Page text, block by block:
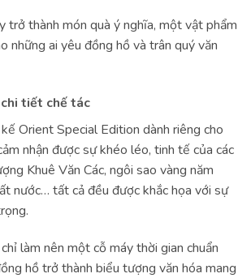
trở thành món quà ý nghĩa, một vật phẩm
những ai yêu đồng hồ và trân quý văn
tiết chế tác
Orient Special Edition dành riêng cho
nhận được sự khéo léo, tinh tế của các
Khuê Văn Các, ngôi sao vàng năm
nước… tất cả đều được khắc họa với sự
làm nên một cỗ máy thời gian chuẩn
hồ trở thành biểu tượng văn hóa mang